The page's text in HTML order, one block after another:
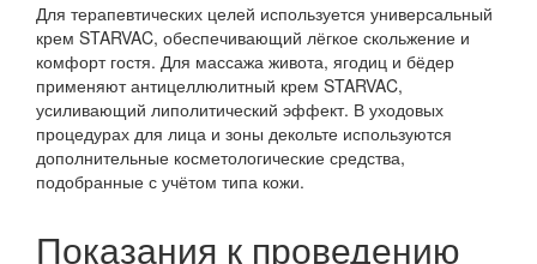
Для терапевтических целей используется универсальный
крем STARVAC, обеспечивающий лёгкое скольжение и
комфорт гостя. Для массажа живота, ягодиц и бёдер
применяют антицеллюлитный крем STARVAC,
усиливающий липолитический эффект. В уходовых
процедурах для лица и зоны декольте используются
дополнительные косметологические средства,
подобранные с учётом типа кожи.
Показания к проведению